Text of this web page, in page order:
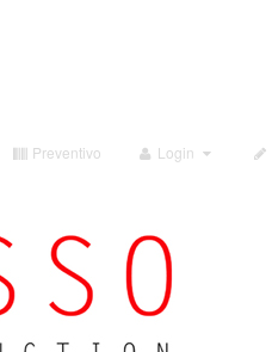
Preventivo Login